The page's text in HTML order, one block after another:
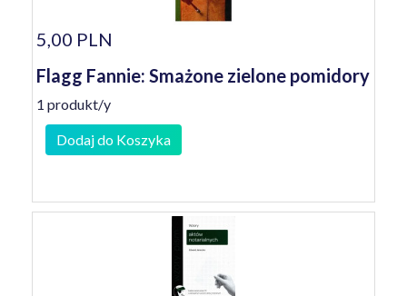
5,00 PLN
Flagg Fannie: Smażone zielone pomidory
1 produkt/y
Dodaj do Koszyka